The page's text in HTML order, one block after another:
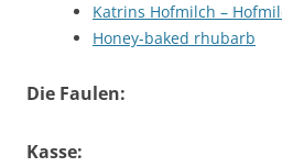
Katrins Hofmilch –
Honey-baked rhubarb
Die Faulen:
Kasse: